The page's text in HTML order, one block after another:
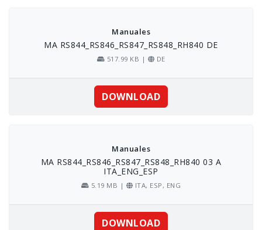
Manuales
MA RS844_RS846_RS847_RS848_RH840 DE
517.99 KB | DE
DOWNLOAD
Manuales
MA RS844_RS846_RS847_RS848_RH840 03 A
ITA_ENG_ESP
5.19 MB | ITA, ESP, ENG
DOWNLOAD